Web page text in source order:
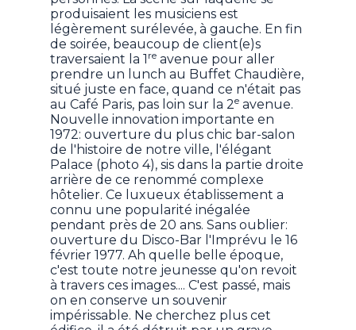
produisaient les musiciens est
légèrement surélevée, à gauche. En fin
de soirée, beaucoup de client(e)s
traversaient la 1 re avenue pour aller
prendre un lunch au Buffet Chaudière,
situé juste en face, quand ce n'était pas
au Café Paris, pas loin sur la 2e avenue.
Nouvelle innovation importante en
1972: ouverture du plus chic bar-salon
de l'histoire de notre ville, l'élégant
Palace (photo 4), sis dans la partie droite
arrière de ce renommé complexe
hôtelier. Ce luxueux établissement a
connu une popularité inégalée
pendant près de 20 ans. Sans oublier:
ouverture du Disco-Bar l'Imprévu le 16
février 1977. Ah quelle belle époque,
c'est toute notre jeunesse qu'on revoit
à travers ces images.... C'est passé, mais
on en conserve un souvenir
impérissable. Ne cherchez plus cet